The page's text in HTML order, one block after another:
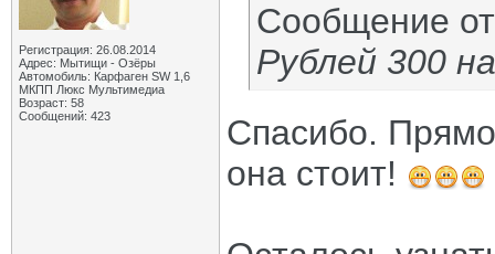
Регистрация: 26.08.2014
Адрес: Мытищи - Озёры
Автомобиль: Карфаген SW 1,6
МКПП Люкс Мультимедиа
Возраст: 58
Сообщений: 423
Сообщение
Рублей 300
Спасибо.
она стоит!